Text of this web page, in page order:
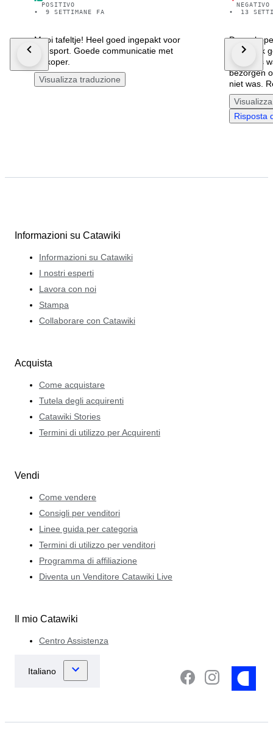
POSITIVO
•
9 SETTIMANE FA
Mooi tafeltje! Heel goed ingepakt voor
transport. Goede communicatie met
verkoper.
Visualizza traduzione
NEGATIVO
•
13
De
Hield ook
niet thuis
bezorgen
niet was.
Risposta
Informazioni su Catawiki
Informazioni su Catawiki
I nostri esperti
Lavora con noi
Stampa
Collaborare con Catawiki
Acquista
Come acquistare
Tutela degli acquirenti
Catawiki Stories
Termini di utilizzo per Acquirenti
Vendi
Come vendere
Consigli per venditori
Linee guida per categoria
Termini di utilizzo per venditori
Programma di affiliazione
Diventa un Venditore Catawiki Live
Il mio Catawiki
Centro Assistenza